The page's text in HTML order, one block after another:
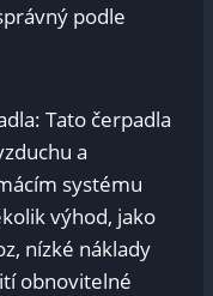
podle
Tato ‍čerpadla
a
systému
výhod,⁤ jako
nízké náklady
‍obnovitelné